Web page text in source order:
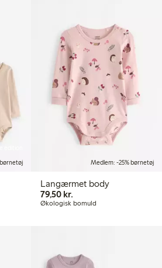
Medlem: -25% børnetøj
Langærmet body
79,50 kr.79,50 kr.
Økologisk bomuld